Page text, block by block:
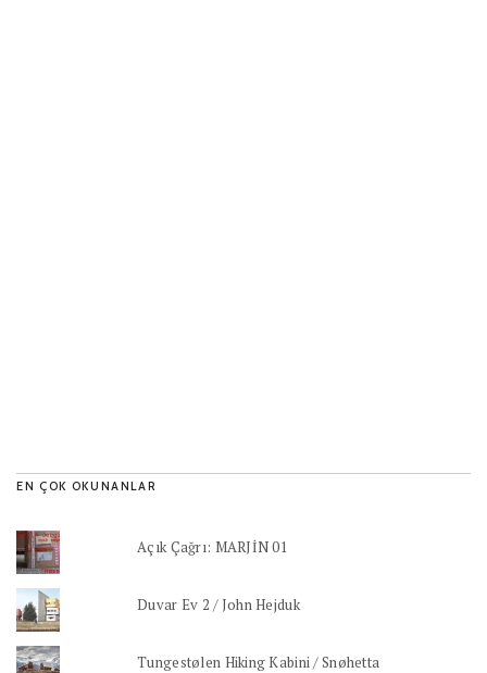
EN ÇOK OKUNANLAR
Açık Çağrı: MARJİN 01
Duvar Ev 2 / John Hejduk
Tungestølen Hiking Kabini / Snøhetta